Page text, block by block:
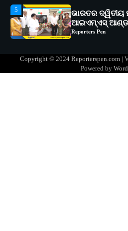
1
ସୋଆ ପକ୍ଷରୁ
୧୧ଟି ଗ୍ରାମରେ
କାର୍ଯ୍ୟକ୍ରମ
Reporters Pen
ସୋଆର ୨୦ତମ
ବିଶ୍ୱବିଦ୍ୟାଳୟର
ଅଗ୍ରଗତିର
Reporters Pen
Copyright © 2024 Reporterspen.com |
Powered by